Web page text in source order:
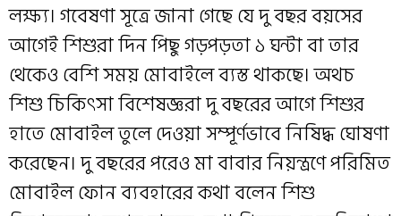
লক্ষ্য। গবেষণা সূত্রে জানা গেছে যে দু বছর বয়সের
আগেই শিশুরা দিন পিছু গড়পড়তা ১ ঘন্টা বা তার
থেকেও বেশি সময় মোবাইলে ব্যস্ত থাকছে। অথচ
শিশু চিকিৎসা বিশেষজ্ঞরা দু বছরের আগে শিশুর
হাতে মোবাইল তুলে দেওয়া সম্পূর্ণভাবে নিষিদ্ধ ঘোষণা
করেছেন। দু বছরের পরেও মা বাবার নিয়ন্ত্রণে পরিমিত
মোবাইল ফোন ব্যবহারের কথা বলেন শিশু